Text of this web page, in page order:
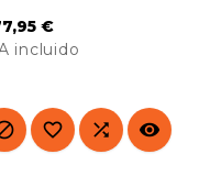
el transporte de
caliente o
9 pares de guías
Ideal para
€
incluido
  